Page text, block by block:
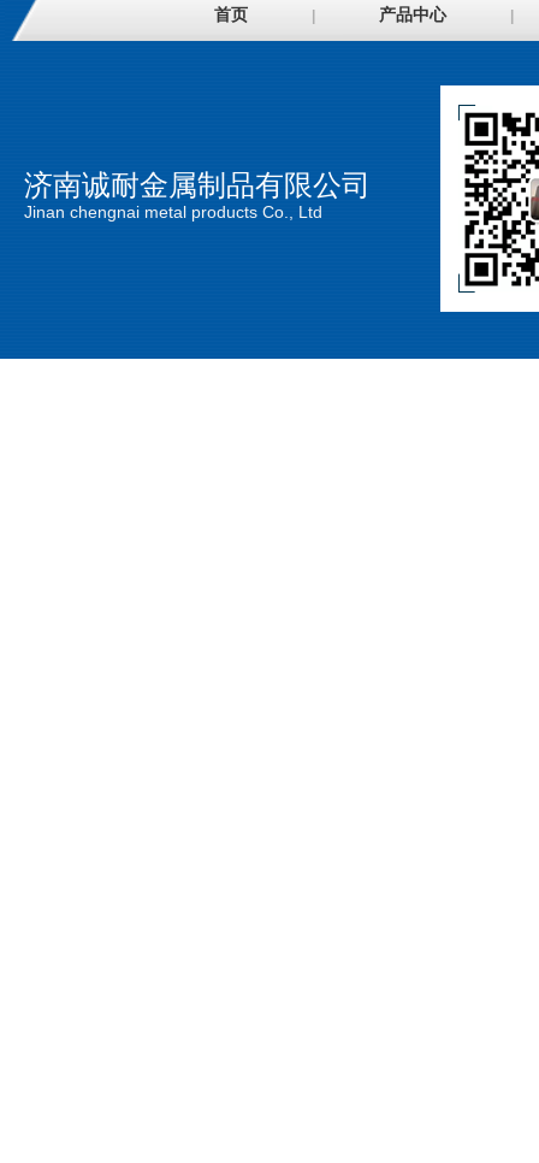
首页 产品中心
济南诚耐金属制品有限公司
Jinan chengnai metal products Co., Ltd